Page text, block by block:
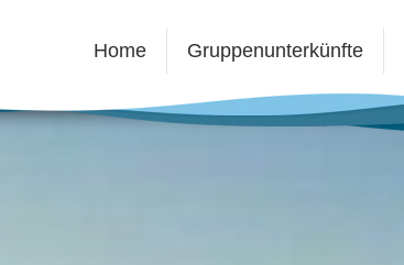
Home Gruppenunterkünfte